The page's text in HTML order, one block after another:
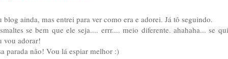
blog ainda, mas entrei para ver como era e adorei. Já tô seguindo.
se bem que ele seja.... errr.... meio diferente. ahahaha... se
vou adorar!
parada não! Vou lá espiar melhor :)